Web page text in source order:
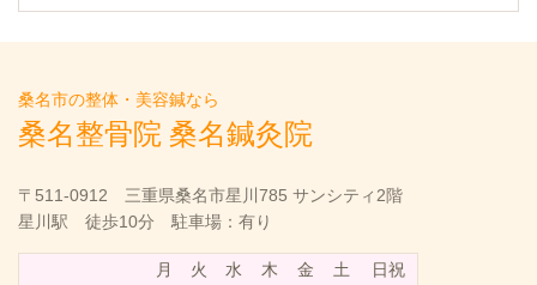
桑名市の整体・美容鍼なら
桑名整骨院 桑名鍼灸院
〒511-0912 三重県桑名市星川785 サンシティ2階
星川駅 徒歩10分 駐車場：有り
月 火 水 木 金 土
日祝